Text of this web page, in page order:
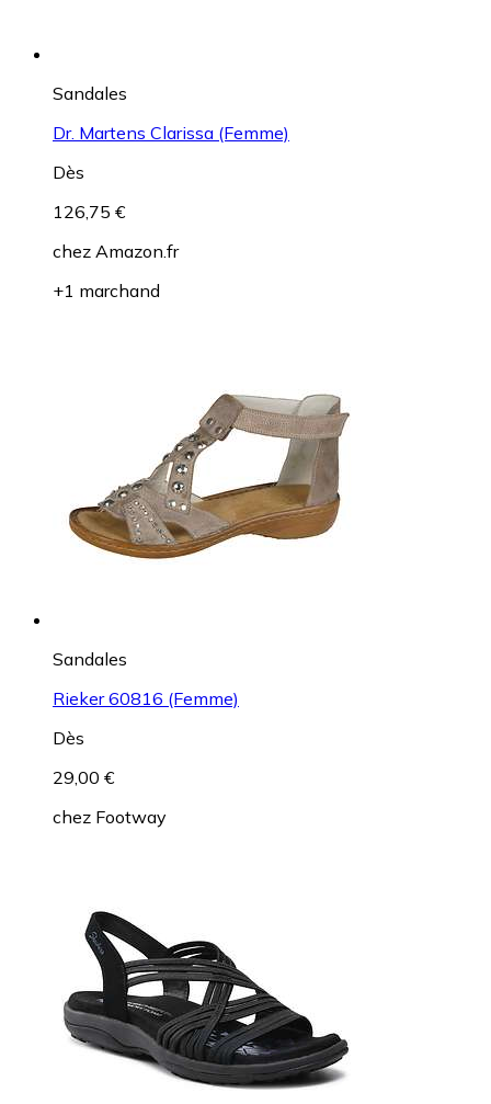
Sandales
Dr. Martens Clarissa (Femme)
Dès
126,75 €
chez Amazon.fr
+1 marchand
Sandales
Rieker 60816 (Femme)
Dès
29,00 €
chez Footway